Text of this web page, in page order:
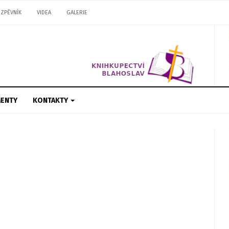
ZPĚVNÍK VIDEA GALERIE
KONTAKTY